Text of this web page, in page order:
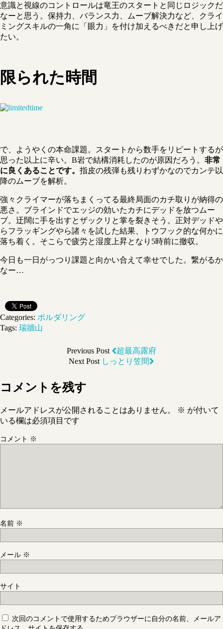
意識と視線のコントロールは竜王のスタートと同じロジックだ
なーと思う。保持力、バランス力、ムーブ解決力など、クライ
ミングスキルの一角に「眼力」を付け加えるべきだと申し上げ
たい。
限られた時間
で、ようやくの本命課題。スタートから数手をリピートするが
思った以上に辛い。B岩で結構消耗したのが原因だろう。 非常
に良くあることです。 指皮の残弾も残りわずかなのでカンテ以
降のムーブを解析。
強々クライマーが落ちまくってる最終局面のカチ取りが納得の
悪さ。ブラインドでエッジの効いたカチにデッドを放つムー
ブ。迂闊に手を出すとザックリと掌を裂きそう。正対デッドや
らフラッギングやら諸々を試した結果、トウフック的な何かに
落ち着く。そこらで疲労と湿度上昇となり5時前に撤収。
今日も一日がっつり課題と向かい合えて幸せでした。繋がるか
なー…
Categories: ボルダリング
Tags: 瑞牆山
Previous Post
超最高露府
Next Post しっとり笠間
コメントを残す
メールアドレスが公開されることはありません。 ※ が付いて
いる欄は必須項目です
コメント ※
名前 ※
メール ※
サイト
次回のコメントで使用するためブラウザーに自分の名前、メールア